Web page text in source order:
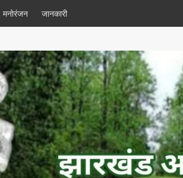
मनोरंजन जानकारी